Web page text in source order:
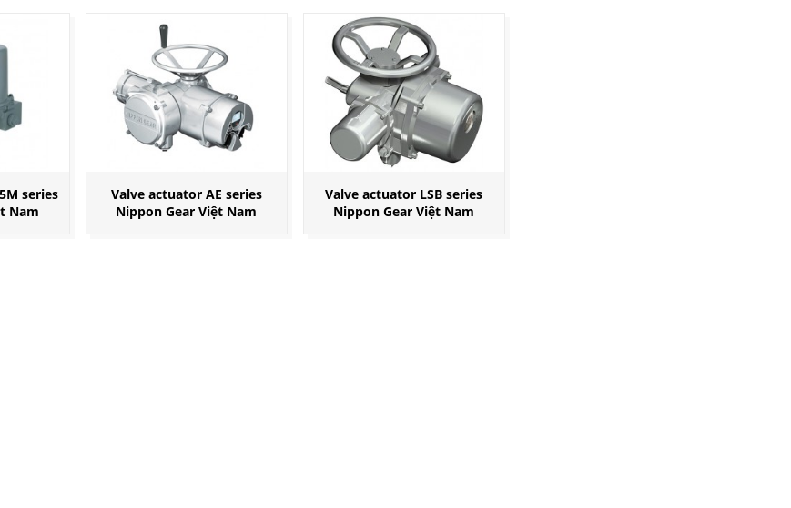
series
Nam
Valve actuator AE series
Nippon Gear Việt Nam
Valve actuator LSB series
Nippon Gear Việt Nam